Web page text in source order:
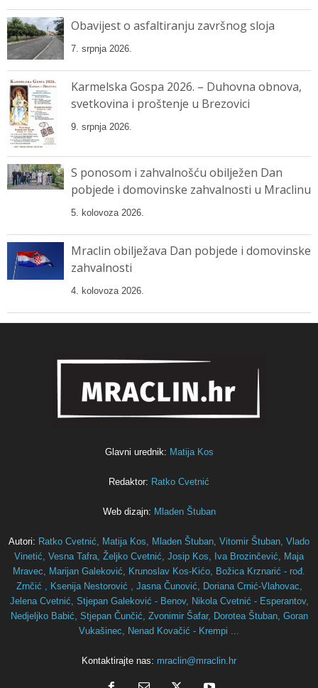
Obavijest o asfaltiranju završnog sloja
7. srpnja 2026.
Karmelska Gospa 2026. – Duhovna obnova,
svetkovina i proštenje u Brezovici
9. srpnja 2026.
S ponosom i zahvalnošću obilježen Dan
pobjede i domovinske zahvalnosti u Mraclinu
5. kolovoza 2026.
Mraclin obilježava Dan pobjede i domovinske
zahvalnosti
4. kolovoza 2026.
Glavni urednik: Matija Kos
Redaktor: Ratko Cvetnić
Web dizajn: Mladen Štuban
Autori: Ratko Cvetnić, Matija Kos, Mladen Štuban, Vitomir Štuban, Vlado
Vinetić, Vesna Tafra, Željko Cvetnić, Josip Kos, Iva Brozinčević,
Maja
Mravec, Marijan Galeković, Krunoslav Kos-Kićo, Božica Krznarić - rođ.
Zrnčić , Ksenija Nestorović , Jasna Čunović, Doriana Crnić-Vlahovac,
Jelena Cvetnić, Stjepan Galeković - Benov, Nikola Cvetnić - Esperantov,
Nedjeljko Babić, Stjepan Čunčić, Zvonimir Šafar, Dorotea Štuban, Goran
Vukašinec, Nenad Kovačić - Krempi ...
Kontaktirajte nas: mraclin@mraclin.hr